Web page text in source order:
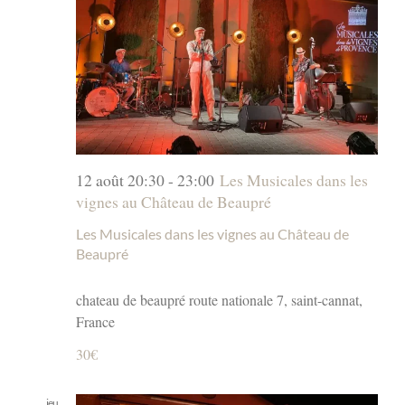
Les Musicales dans les vignes au Château de
Beaupré
12 août 20:30- 23:00 Les Musicales dans les
vignes au Château de Beaupré
chateau de beaupréroute nationale 7, saint-cannat,
France
30€